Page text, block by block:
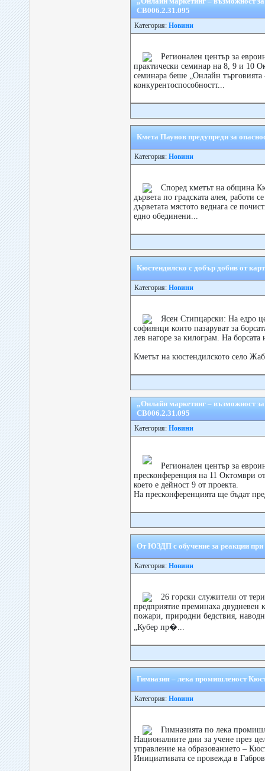
CB006.2.31.095
Категория: Новини
Регионален център за
практически семинар на 8, 9 и 10
семинара беше „Онлайн
конкурентоспособностт...
Кмета Паунов предупреди за
Категория: Новини
Според кметът на община
дървета по градската алея, работи
дърветата мястото веднага се
едно обединени...
Кюстендилско с добър добив от
Категория: Новини
Ясен Стипцарски: На едро
софиянци които пазаруват за
лев нагоре за килограм. На борсата
Кметът на кюстендилското село
„Онлайн маркетинг – възможност
CB006.2.31.095
Категория: Новини
Регионален център за
пресконференция на 11 Октомври
което е дейност 9 от проекта.
На пресконференцията ще бъдат
От ЮЗДП с обучение за реакции при
Категория: Новини
26 горски служители от
предприятие преминаха двудневен
пожари, природни бедствия,
„Кубер пр�...
Гимназия – лека промишленост
Категория: Новини
Гимназията по лека
Националните дни за учене през
управление на образованието –
Инициативата се провежда в